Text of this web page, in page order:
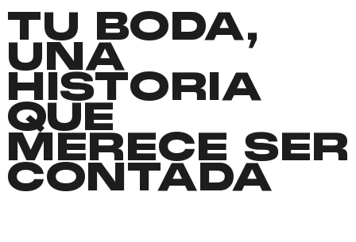
TU BODA,
UNA
HISTORIA
QUE
MERECE SER
CONTADA